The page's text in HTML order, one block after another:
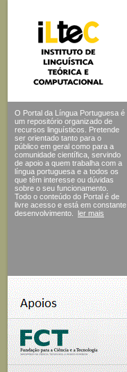
O Portal da Língua Portuguesa é
um repositório organizado de
recursos linguísticos. Pretende
ser orientado tanto para o
público em geral como para a
comunidade científica, servindo
de apoio a quem trabalha com a
língua portuguesa e a todos os
que têm interesse ou dúvidas
sobre o seu funcionamento.
Todo o conteúdo do Portal é de
livre acesso e está em constante
desenvolvimento.
ler mais